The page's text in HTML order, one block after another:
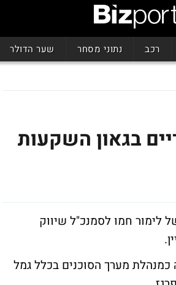
רכב נתוני מסחר שער הדולר
בגאון השקעות
לימור חמו לסמנכ"ל שיווק
האחרונות שימשה כמנהלת מערך הסוכנים בכלל גמל